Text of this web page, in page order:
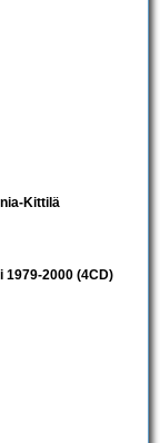
Kittilä
2000 (4CD)